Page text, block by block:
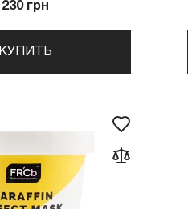
230 грн
КУПИТЬ